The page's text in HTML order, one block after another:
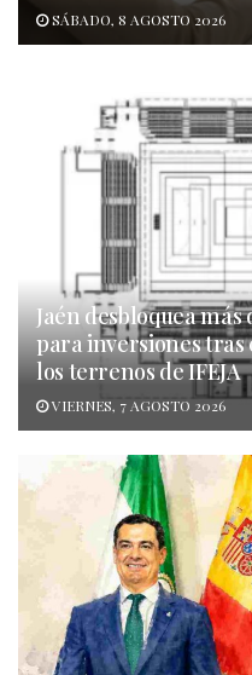
SÁBADO, 8 AGOSTO 2026
Jaén desbloquea más
para inversiones
los terrenos de IFEJA
VIERNES, 7 AGOSTO 2026